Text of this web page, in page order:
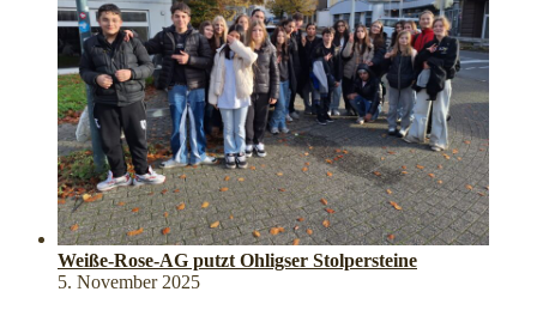
Weiße-Rose-AG putzt Ohligser Stolpersteine
5. November 2025